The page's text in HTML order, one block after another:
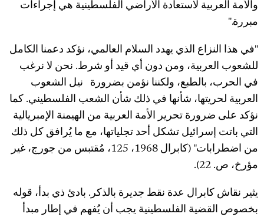
والأمة العربية لاستعادة الأراضي الفلسطينية هي إجراءات
مبررة."
"في هذا النزاع الذي يهدد السلام العالمي، نؤكد دعمنا الكامل
للشعوب العربية، ومن دون أي قيد أو شرط. نحن لا نرغب
في الحرب، بالطبع، ولكننا نؤمن بضرورة نيل الشعوب
العربية لحريتها، شأنها في ذلك شأن الشعب الفلسطيني. كما
نؤكد على ضرورة تحرير الأمة العربية من الهيمنة الإمبريالية
التي باتت إسرائيل تشكل أحد تجلياتها، مع ما يُرافق كل ذلك
من اضطرابات" (كابرال 1968، 125، مُقتبس من جورج، غير
مؤرخ، ص. 22).
يثير نقاش كابرال عدة نقط جديرة بالذكر. بادئ ذي بدأ، قوله
بخصوص القضية الفلسطينية يجب أن يُفهم في إطار مبدأ